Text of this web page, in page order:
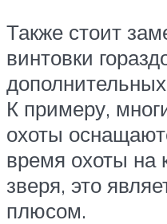
Также стоит
винтовки
К примеру,
охоты
время охоты на
зверя, это
плюсом.